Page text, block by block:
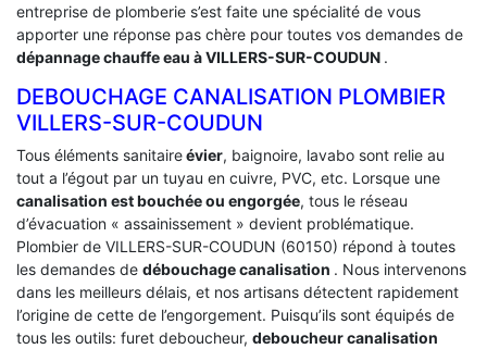
entreprise de plomberie s’est faite une spécialité de vous
apporter une réponse pas chère pour toutes vos demandes de
dépannage chauffe eau à VILLERS-SUR-COUDUN .
DEBOUCHAGE CANALISATION PLOMBIER
VILLERS-SUR-COUDUN
Tous éléments sanitaireévier, baignoire, lavabo sont relie au
tout a l’égout par un tuyau en cuivre, PVC, etc. Lorsque une
canalisation est bouchée ou engorgée, tous le réseau
d’évacuation « assainissement » devient problématique.
Plombier de VILLERS-SUR-COUDUN (60150) répond à toutes
les demandes de débouchage canalisation . Nous intervenons
dans les meilleurs délais, et nos artisans détectent rapidement
l’origine de cette de l’engorgement. Puisqu’ils sont équipés de
tous les outils: furet deboucheur, deboucheur canalisation